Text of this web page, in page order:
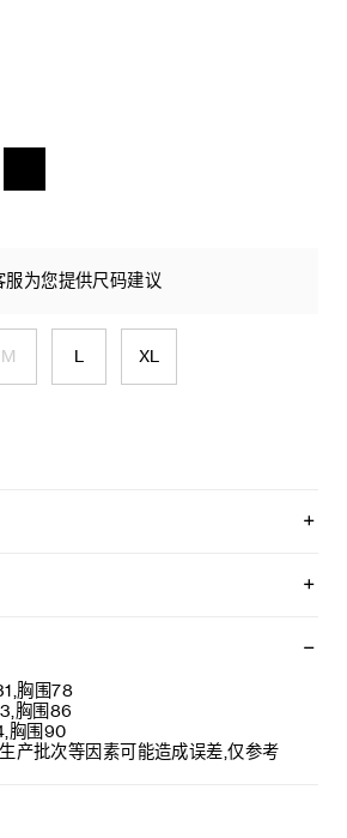
为您提供尺码建议
M L XL
衣产品。
/ 230°F
行轻柔干洗。
胸围78
胸围86
胸围90
产批次等因素可能造成误差,仅参考